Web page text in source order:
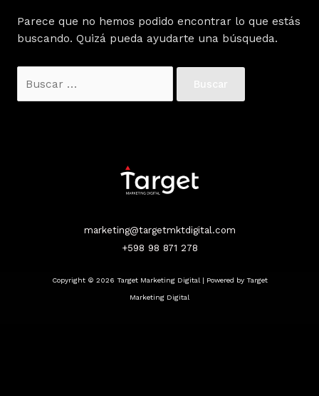
Parece que no hemos podido encontrar lo que estás
buscando. Quizá pueda ayudarte una búsqueda.
marketing@targetmktdigital.com
+598 98 871 278
Copyright © 2026 Target Marketing Digital | Powered by Target
Marketing Digital